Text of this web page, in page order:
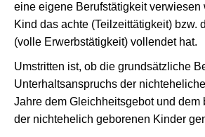
eine eigene Berufstätigkeit verwiesen
Kind das achte (Teilzeittätigkeit) bzw.
(volle Erwerbstätigkeit) vollendet hat.
Umstritten ist, ob die grundsätzliche
Unterhaltsanspruchs der
Jahre dem Gleichheitsgebot und dem
der nichtehelich geborenen Kinder